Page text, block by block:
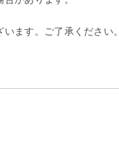
ます。ご了承ください。